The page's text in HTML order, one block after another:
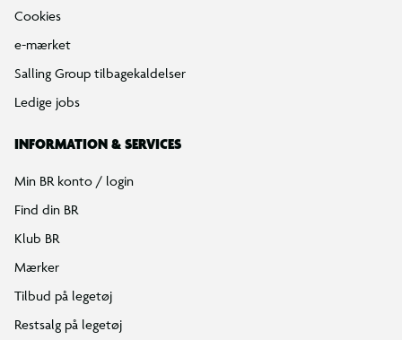
Cookies
e-mærket
Salling Group tilbagekaldelser
Ledige jobs
INFORMATION & SERVICES
Min BR konto / login
Find din BR
Klub BR
Mærker
Tilbud på legetøj
Restsalg på legetøj